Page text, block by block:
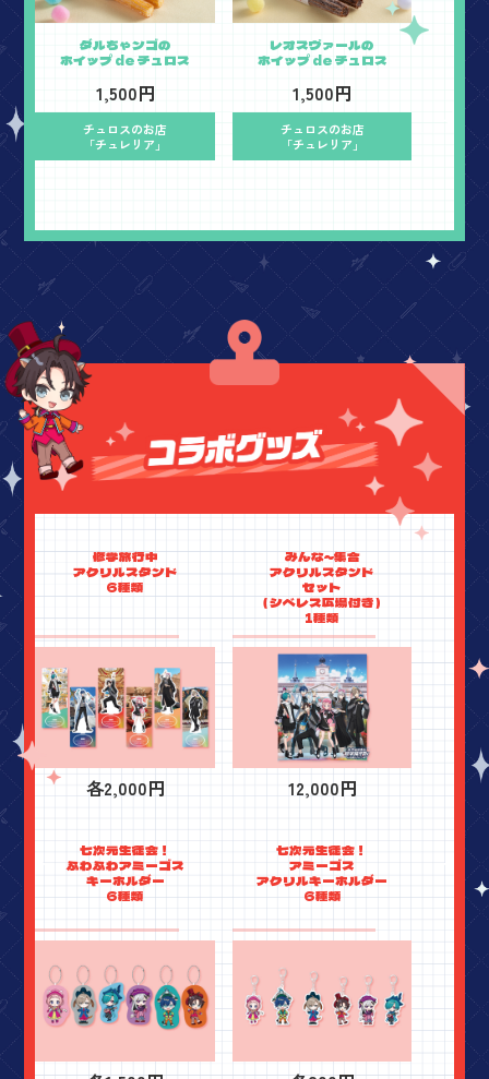
ダルちゃンゴの
ホイップ de チュロス
1,500円
チュロスのお店
「チュレリア」
レオスヴァールの
ホイップ de チュロス
1,500円
チュロスのお店
「チュレリア」
修学旅行中
アクリルスタンド
6種類
各2,000円
みんな～集合
アクリルスタンド
セット
（シベレス広場付き）
1種類
12,000円
七次元生徒会！
ふわふわアミーゴス
キーホルダー
6種類
七次元生徒会！
アミーゴス
アクリルキーホルダー
6種類